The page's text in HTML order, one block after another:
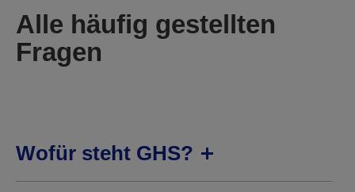
Alle häufig gestellten
Fragen
Wofür steht GHS?